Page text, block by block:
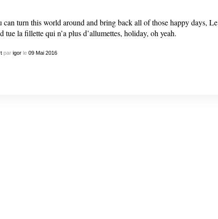
can turn this world around and bring back all of those happy days, Le
tue la fillette qui n’a plus d’allumettes, holiday, oh yeah.
par igorle 09 Mai 2016